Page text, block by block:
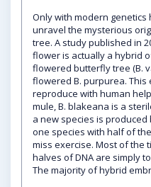
Only with modern
unravel the mysterious
tree. A study published in
flower is actually a hybrid
flowered butterfly tree (B.
flowered B. purpurea.
reproduce with human
mule, B. blakeana is a
a new species is
one species with half of
miss exercise. Most of the
halves of DNA are simply
The majority of hybrid